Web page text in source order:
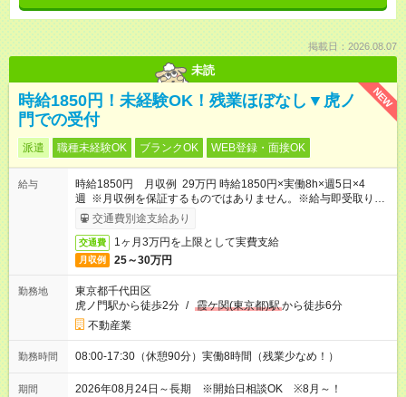
掲載日：2026.08.07
未読
NEW
時給1850円！未経験OK！残業ほぼなし▼虎ノ
門での受付
派遣 職種未経験OK ブランクOK WEB登録・面接OK
給与
時給1850円 月収例 29万円 時給1850円×実働8h×週5日×4
週 ※月収例を保証するものではありません。※給与即受取りサ
ービス利用可（利用条件有）
交通費別途支給あり
交通費 1ヶ月3万円を上限として実費支給
月収例 25～30万円
勤務地
東京都千代田区
虎ノ門駅から徒歩2分 / 霞ケ関(東京都)駅から徒歩6分
不動産業
勤務時間 08:00-17:30（休憩90分）実働8時間（残業少なめ！）
期間 2026年08月24日～長期 ※開始日相談OK ※8月～！